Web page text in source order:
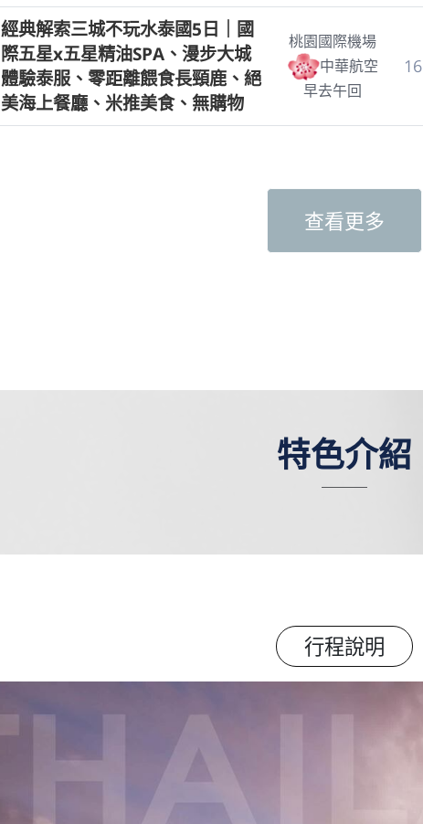
特色介紹
行程說明
經典解索三城不玩水泰國5日｜國
際五星x五星精油SPA、漫步大城
體驗泰服、零距離餵食長頸鹿、絕
美海上餐廳、米推美食、無購物
桃園國際機場
中華航空
早去午回
16
查看更多